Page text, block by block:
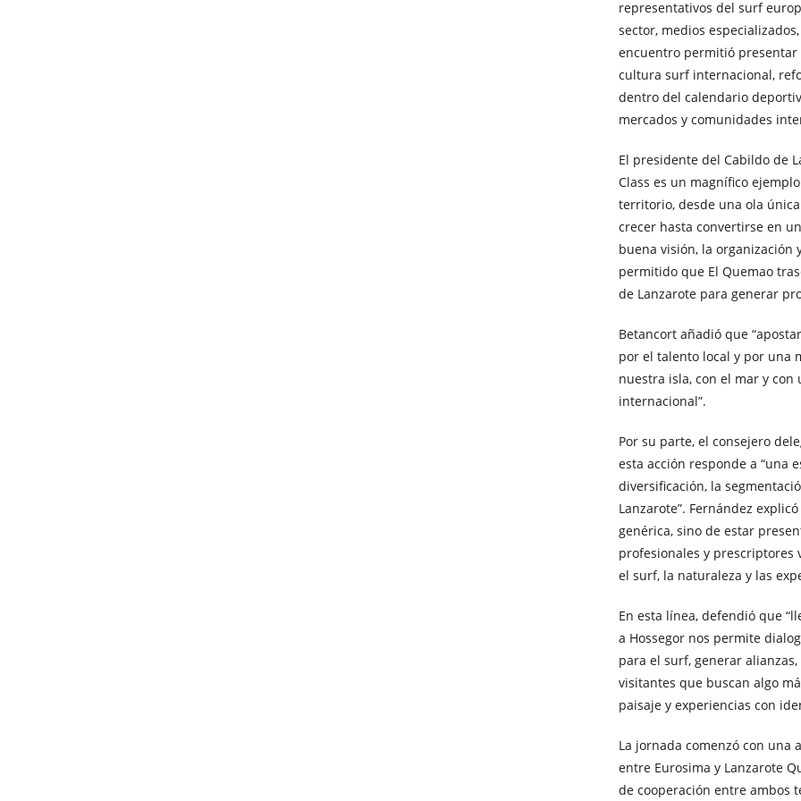
representativos del surf
sector, medios
encuentro permitió presentar
cultura surf internacional,
dentro del calendario
mercados y comunidades
El presidente del Cabildo de
Class es un magnífico
territorio, desde una ola
crecer hasta convertirse en
buena visión, la
permitido que El Quemao
de Lanzarote para generar
Betancort añadió que
por el talento local y por una
nuestra isla, con el mar y
internacional”.
Por su parte, el consejero
esta acción responde a “una
diversificación, la
Lanzarote”. Fernández
genérica, sino de estar
profesionales y prescriptores
el surf, la naturaleza y las
En esta línea, defendió que
a Hossegor nos permite
para el surf, generar
visitantes que buscan algo
paisaje y experiencias con
La jornada comenzó con una
entre Eurosima y Lanzarote
de cooperación entre ambos